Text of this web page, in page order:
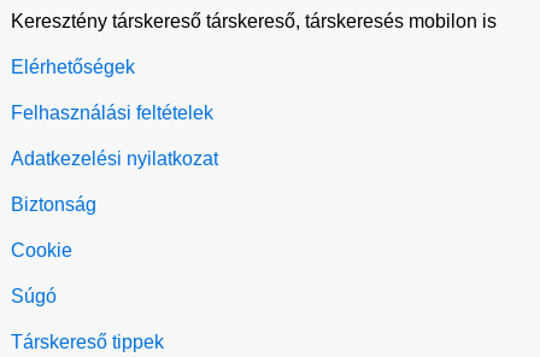
Keresztény társkereső társkereső, társkeresés mobilon is
Elérhetőségek
Felhasználási feltételek
Adatkezelési nyilatkozat
Biztonság
Cookie
Súgó
Társkereső tippek